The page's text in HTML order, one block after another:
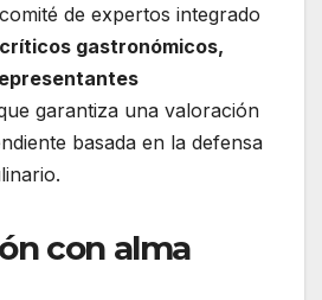
de expertos integrado
gastronómicos,
garantiza una valoración
basada en la defensa
con alma